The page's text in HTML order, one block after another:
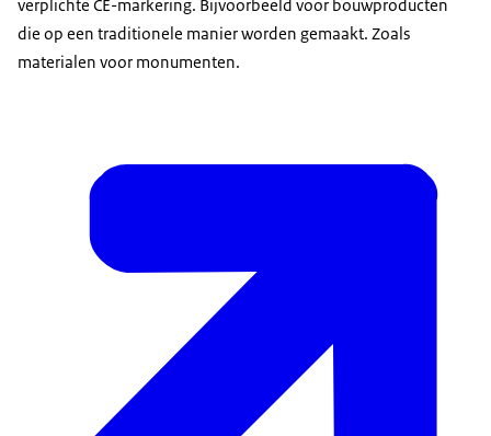
verplichte CE-markering. Bijvoorbeeld voor bouwproducten
die op een traditionele manier worden gemaakt. Zoals
materialen voor monumenten.